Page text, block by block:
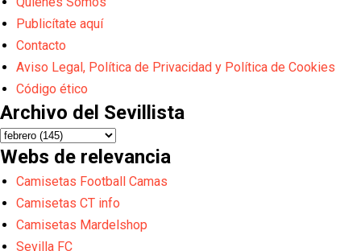
Publicítate aquí
Contacto
Aviso Legal, Política de Privacidad y Política de Cookies
Código ético
Archivo del Sevillista
Webs de relevancia
Camisetas Football Camas
Camisetas CT info
Camisetas Mardelshop
Sevilla FC